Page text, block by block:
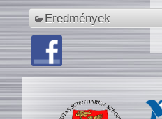
Eredmények